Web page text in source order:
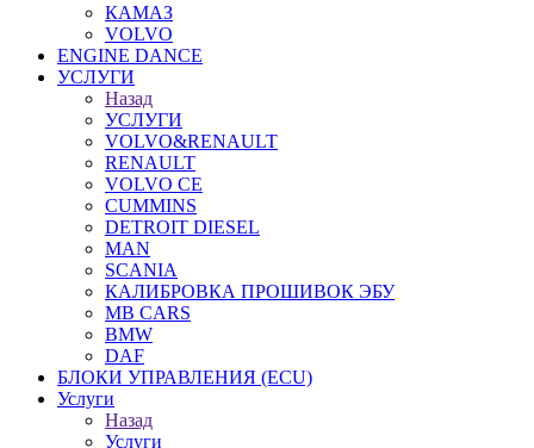
КАМАЗ
VOLVO
ENGINE DANCE
УСЛУГИ
Назад
УСЛУГИ
VOLVO&RENAULT
RENAULT
VOLVO CE
CUMMINS
DETROIT DIESEL
MAN
SCANIA
КАЛИБРОВКА ПРОШИВОК ЭБУ
MB CARS
BMW
DAF
БЛОКИ УПРАВЛЕНИЯ (ECU)
Услуги
Назад
Услуги